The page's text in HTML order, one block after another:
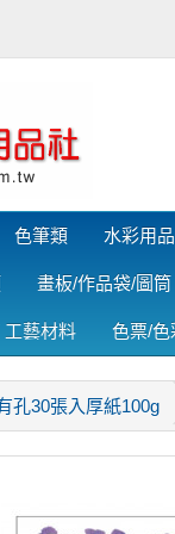
色筆類 水彩用品
畫板/作品袋/圖筒
工藝材料 色票/色
孔30張入厚紙100g